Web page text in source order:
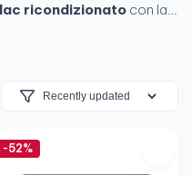
ricondizionato con la
reale di 24 mesi e
-52%